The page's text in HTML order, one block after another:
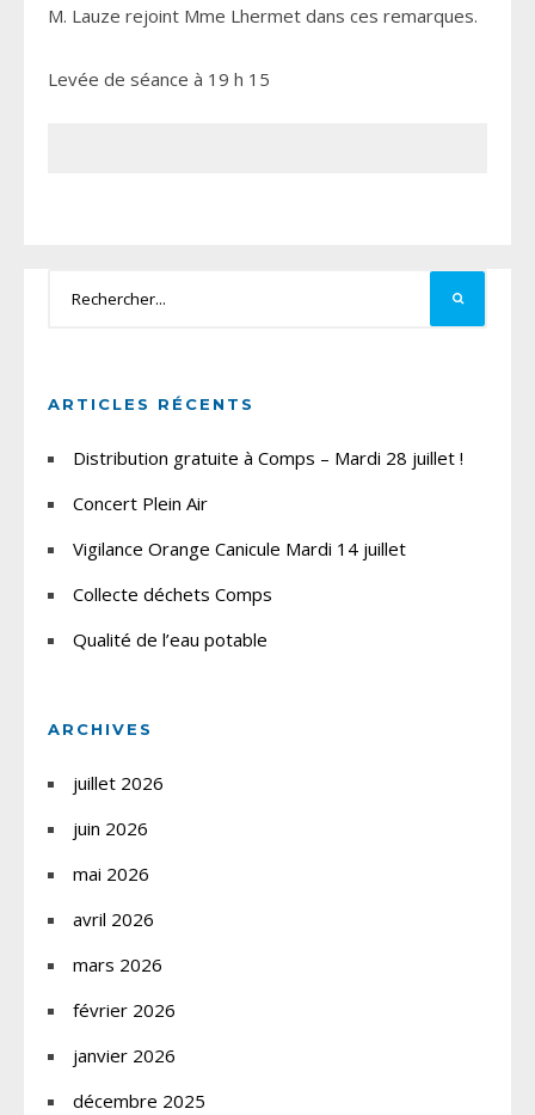
M. Lauze rejoint Mme Lhermet dans ces remarques.
Levée de séance à 19 h 15
ARTICLES RÉCENTS
Distribution gratuite à Comps – Mardi 28 juillet !
Concert Plein Air
Vigilance Orange Canicule Mardi 14 juillet
Collecte déchets Comps
Qualité de l’eau potable
ARCHIVES
juillet 2026
juin 2026
mai 2026
avril 2026
mars 2026
février 2026
janvier 2026
décembre 2025